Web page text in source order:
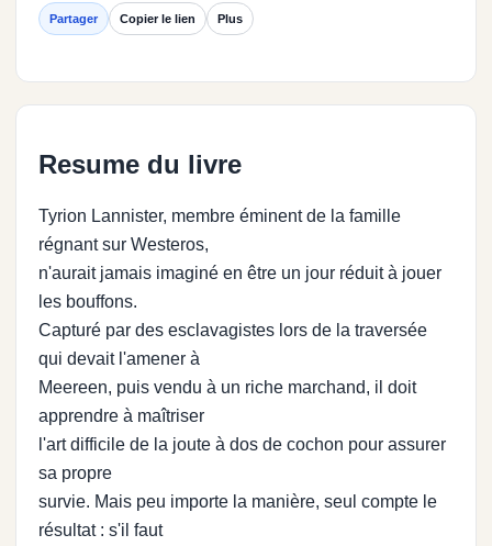
Partager Copier le lien Plus
Resume du livre
Tyrion Lannister, membre éminent de la famille
régnant sur Westeros,
n'aurait jamais imaginé en être un jour réduit à jouer
les bouffons.
Capturé par des esclavagistes lors de la traversée
qui devait l'amener à
Meereen, puis vendu à un riche marchand, il doit
apprendre à maîtriser
l'art difficile de la joute à dos de cochon pour assurer
sa propre
survie. Mais peu importe la manière, seul compte le
résultat : s'il faut